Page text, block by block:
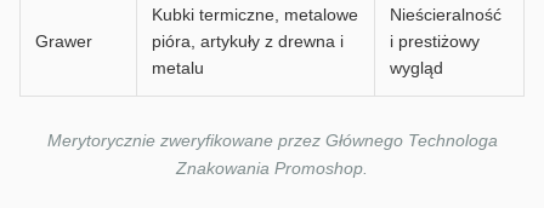
Grawer
Kubki termiczne, metalowe
pióra, artykuły z drewna i
metalu
Nieścieralność
i prestiżowy
wygląd
Merytorycznie zweryfikowane przez Głównego Technologa
Znakowania Promoshop.